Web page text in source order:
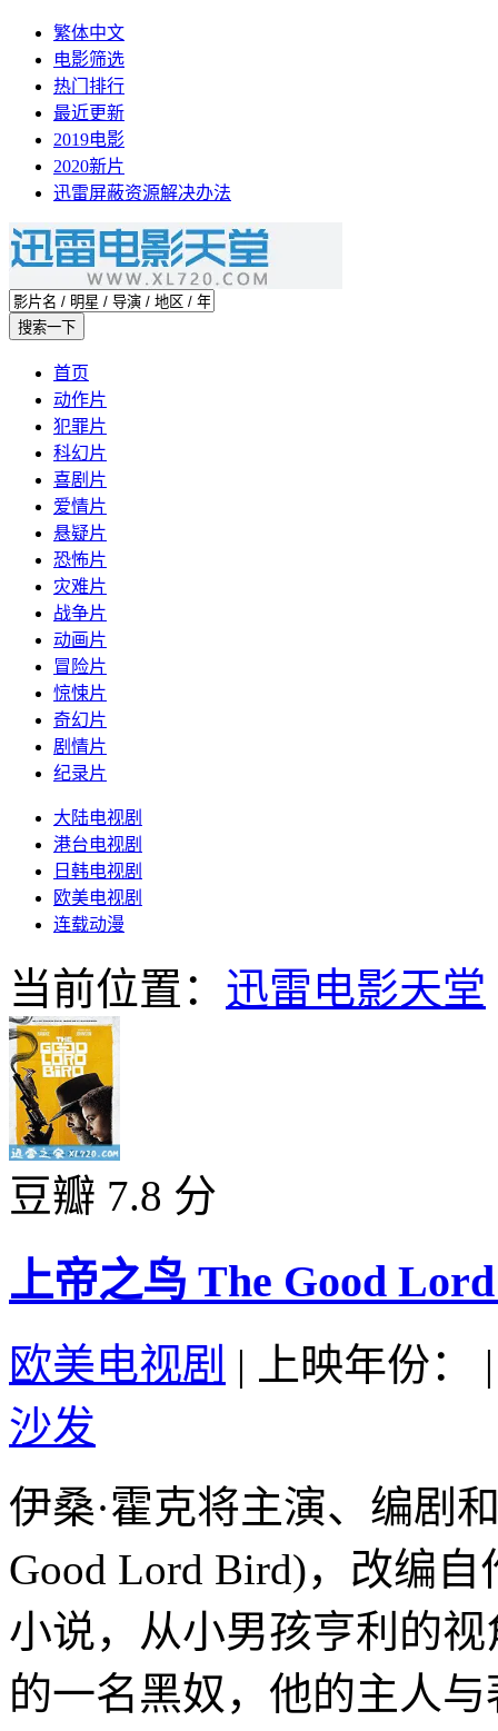
繁体中文
电影筛选
热门排行
最近更新
2019电影
2020新片
迅雷屏蔽资源解决办法
首页
动作片
犯罪片
科幻片
喜剧片
爱情片
悬疑片
恐怖片
灾难片
战争片
动画片
冒险片
惊悚片
奇幻片
剧情片
纪录片
大陆电视剧
港台电视剧
日韩电视剧
欧美电视剧
连载动漫
当前位置： 迅雷电影天堂
豆瓣 7.8 分
上帝之鸟 The Good
欧美电视剧 | 上映年份：
|
沙发
伊桑·霍克将主演、编剧
Good Lord Bird)，改编
小说，从小男孩亨利的
的一名黑奴，他的主人